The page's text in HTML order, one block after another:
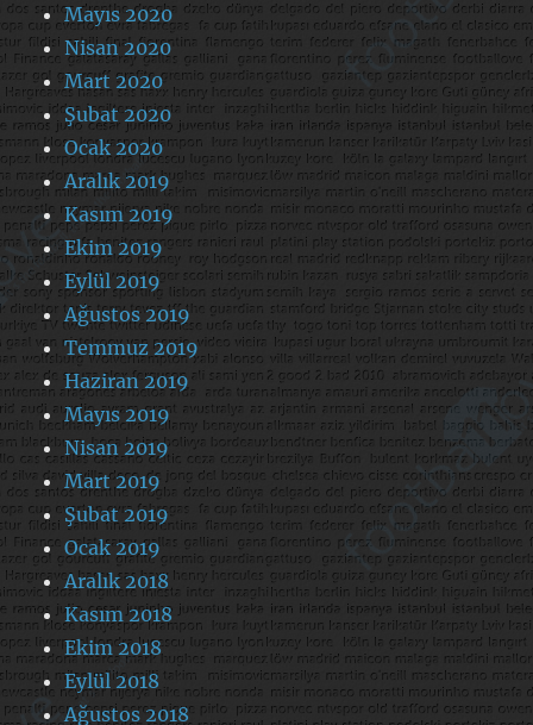
Mayıs 2020
Nisan 2020
Mart 2020
Şubat 2020
Ocak 2020
Aralık 2019
Kasım 2019
Ekim 2019
Eylül 2019
Ağustos 2019
Temmuz 2019
Haziran 2019
Mayıs 2019
Nisan 2019
Mart 2019
Şubat 2019
Ocak 2019
Aralık 2018
Kasım 2018
Ekim 2018
Eylül 2018
Ağustos 2018